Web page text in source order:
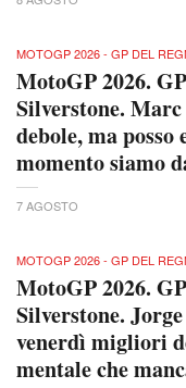
MOTOGP 2026 - GP DEL
MotoGP 2026.
Silverstone.
debole, ma posso
momento siamo
7 AGOSTO
MOTOGP 2026 - GP DEL
MotoGP 2026.
Silverstone.
venerdì migliori
mentale che